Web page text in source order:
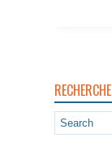
RECHERCHE